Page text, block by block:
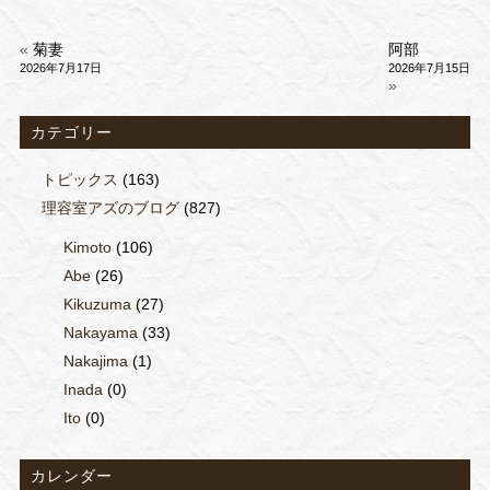
« 菊妻
2026年7月17日
阿部
2026年7月15日
»
カテゴリー
トピックス (163)
理容室アズのブログ(827)
Kimoto(106)
Abe(26)
Kikuzuma (27)
Nakayama (33)
Nakajima (1)
Inada (0)
Ito(0)
カレンダー